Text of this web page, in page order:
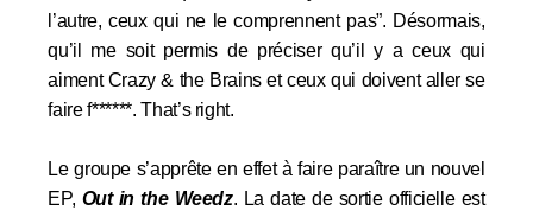
l’autre, ceux qui ne le comprennent pas”. Désormais,
qu’il me soit permis de préciser qu’il y a ceux qui
aiment Crazy & the Brains et ceux qui doivent aller se
faire f******. That’s right.
Le groupe s’apprête en effet à faire paraître un nouvel
EP, Out in the Weedz. La date de sortie officielle est